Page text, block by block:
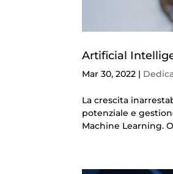
Artificial
Mar 30, 2022 |
La crescita
potenziale e
Machine Learning.